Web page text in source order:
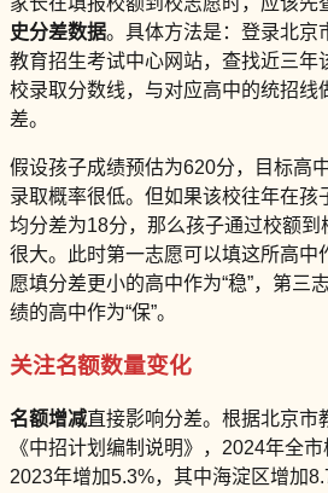
史分差数据。具体方法是：登录北京
教育招生考试中心网站，查找近三年
校录取分数线，与对应高中的统招线
差。
假设孩子成绩预估为620分，目标高
录取概率很低。但如果该校往年在孩
均分差为18分，那么孩子通过校额
很大。此时第一志愿可以填这所高中
愿填分差更小的高中作为“稳”，第三
绩的高中作为“保”。
关注名额数量变化
名额增减直接影响分差。根据北京市
《中招计划编制说明》，2024年全
2023年增加5.3%，其中海淀区增加